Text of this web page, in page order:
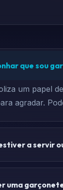
que sou
um papel
agradar.
a servir
uma